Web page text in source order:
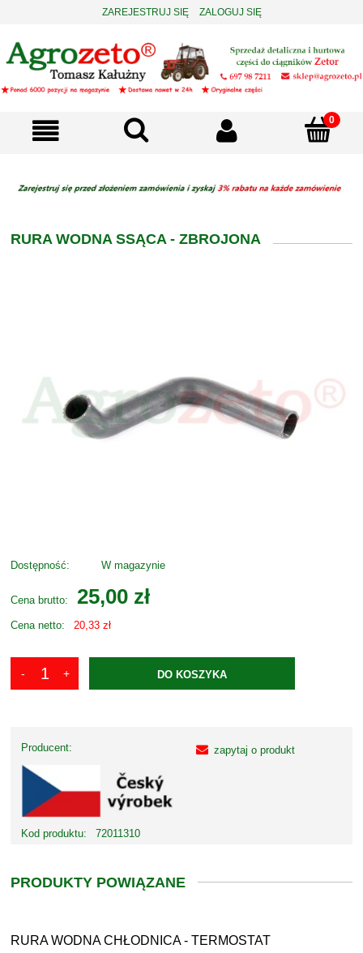
ZAREJESTRUJ SIĘ ZALOGUJ SIĘ
RURA WODNA SSĄCA - ZBROJONA
Dostępność: W magazynie
Cena brutto: 25,00 zł
Cena netto: 20,33 zł
DO KOSZYKA
Producent:
Kod produktu: 72011310
zapytaj o produkt
PRODUKTY POWIĄZANE
RURA WODNA CHŁODNICA - TERMOSTAT